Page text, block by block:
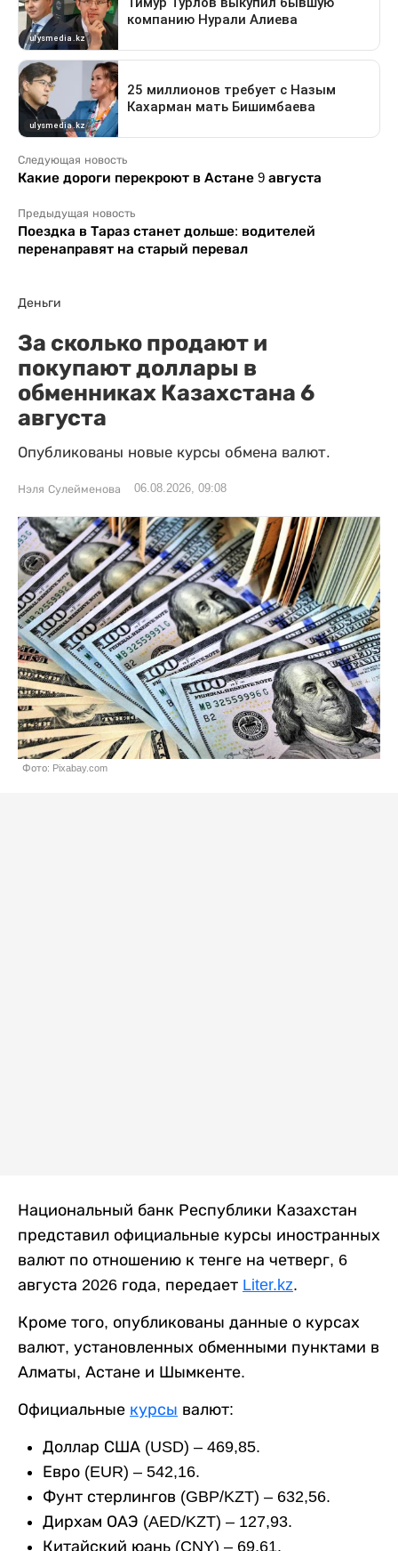
Следующая новость
Какие дороги перекроют в Астане 9 августа
Предыдущая новость
Поездка в Тараз станет дольше: водителей
перенаправят на старый перевал
Деньги
За сколько продают и
покупают доллары в
обменниках Казахстана 6
августа
Опубликованы новые курсы обмена валют.
Нэля Сулейменова 06.08.2026, 09:08
Фото: Pixabay.com
Национальный банк Республики Казахстан
представил официальные курсы иностранных
валют по отношению к тенге на четверг, 6
августа 2026 года, передает Liter.kz.
Кроме того, опубликованы данные о курсах
валют, установленных обменными пунктами в
Алматы, Астане и Шымкенте.
Официальные курсы валют:
Доллар США (USD) – 469,85.
Евро (EUR) – 542,16.
Фунт стерлингов (GBP/KZT) – 632,56.
Дирхам ОАЭ (AED/KZT) – 127,93.
Китайский юань (CNY) – 69,61.